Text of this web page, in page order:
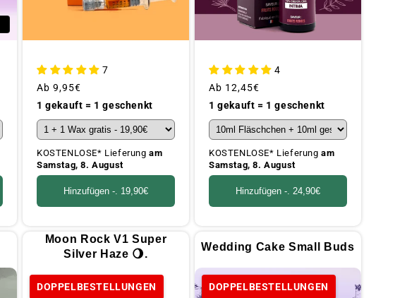
7
Üblicher
Preis
Ab 9,95€
1 gekauft = 1 geschenkt
KOSTENLOSE* Lieferungam
Samstag, 8. August
Hinzufügen -. 19,90€
4
Üblicher
Preis
Ab 12,45€
1 gekauft = 1 geschenkt
KOSTENLOSE* Lieferungam
Samstag, 8. August
Hinzufügen -. 24,90€
Moon Rock V1 Super
Silver Haze 🌖.
DOPPELBESTELLUNGEN
Wedding Cake Small Buds
DOPPELBESTELLUNGEN